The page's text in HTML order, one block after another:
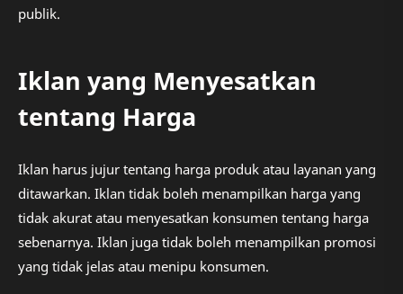
publik.
Iklan yang Menyesatkan
tentang Harga
Iklan harus jujur tentang harga produk atau layanan yang
ditawarkan. Iklan tidak boleh menampilkan harga yang
tidak akurat atau menyesatkan konsumen tentang harga
sebenarnya. Iklan juga tidak boleh menampilkan promosi
yang tidak jelas atau menipu konsumen.